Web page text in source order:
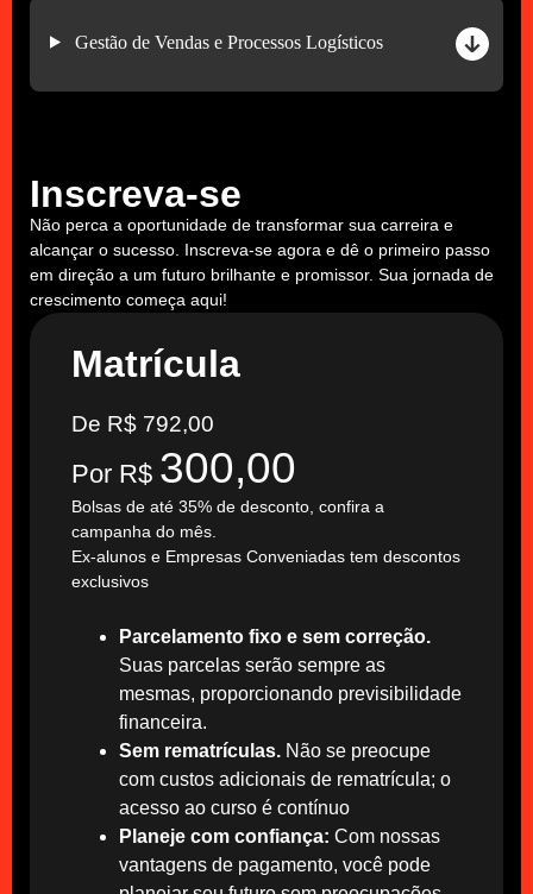
Gestão de Vendas e Processos Logísticos
Inscreva-se
Não perca a oportunidade de transformar sua carreira e
alcançar o sucesso. Inscreva-se agora e dê o primeiro passo
em direção a um futuro brilhante e promissor. Sua jornada de
crescimento começa aqui!
Matrícula
De R$ 792,00
Por R$ 300,00
Bolsas de até 35% de desconto, confira a
campanha do mês.
Ex-alunos e Empresas Conveniadas tem descontos
exclusivos
Parcelamento fixo e sem correção.
Suas parcelas serão sempre as
mesmas, proporcionando previsibilidade
financeira.
Sem rematrículas. Não se preocupe
com custos adicionais de rematrícula; o
acesso ao curso é contínuo
Planeje com confiança: Com nossas
vantagens de pagamento, você pode